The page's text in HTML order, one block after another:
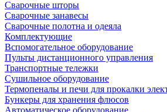
Сварочные шторы
Сварочные занавесы
Сварочные полотна и одеяла
Комплектующие
Вспомогательное оборудование
Пульты дистанционного управления
Транспортные тележки
Сушильное оборудование
Термопеналы и печи для прокалки
Бункеры для хранения флюсов
Автоматическое оборудование